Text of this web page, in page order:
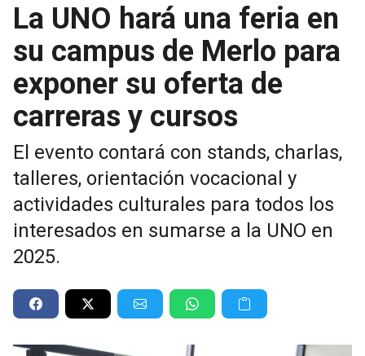
La UNO hará una feria en
su campus de Merlo para
exponer su oferta de
carreras y cursos
El evento contará con stands, charlas,
talleres, orientación vocacional y
actividades culturales para todos los
interesados en sumarse a la UNO en
2025.